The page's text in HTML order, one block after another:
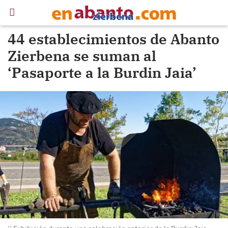
44 establecimientos de Abanto
Zierbena se suman al
‘Pasaporte a la Burdin Jaia’